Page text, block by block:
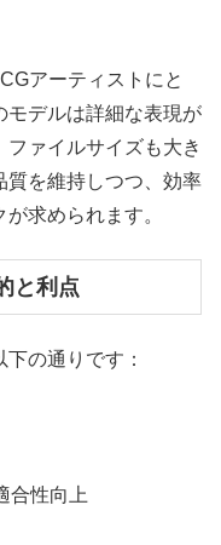
アーティストにと
モデルは詳細な表現が
ァイルサイズも大き
質を維持しつつ、効率
求められます。
と利点
の通りです：
合性向上